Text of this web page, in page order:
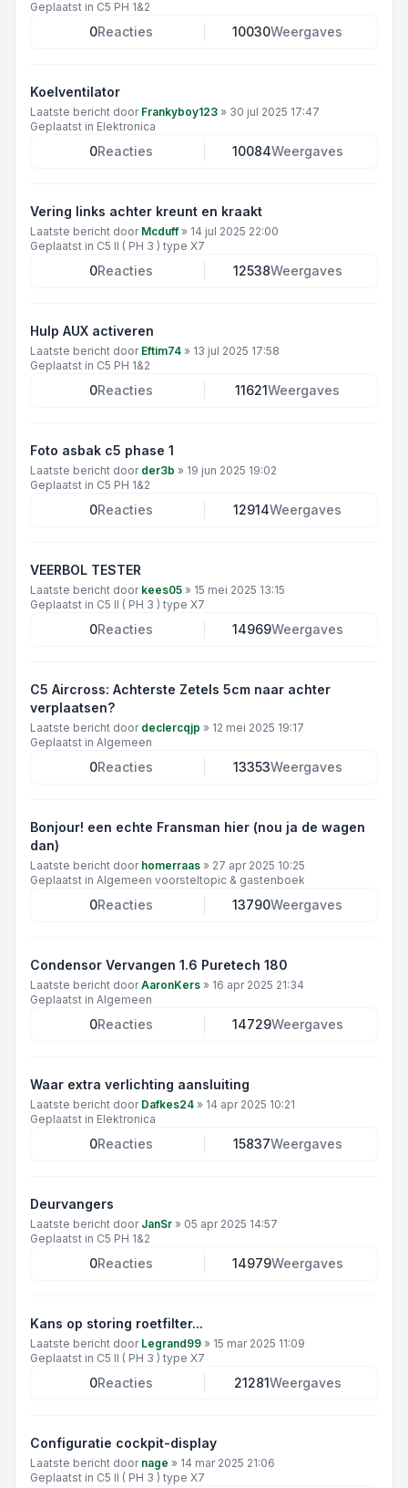
Geplaatst in C5 PH 1&2
0Reacties 10030Weergaves
Koelventilator
Laatste bericht door Frankyboy123 » 30 jul 2025 17:47
Geplaatst in Elektronica
0Reacties 10084Weergaves
Vering links achter kreunt en kraakt
Laatste bericht door Mcduff» 14 jul 2025 22:00
Geplaatst in C5 II ( PH 3 ) type X7
0Reacties 12538Weergaves
Hulp AUX activeren
Laatste bericht door Eftim74 » 13 jul 2025 17:58
Geplaatst in C5 PH 1&2
0Reacties 11621Weergaves
Foto asbak c5 phase 1
Laatste bericht door der3b » 19 jun 2025 19:02
Geplaatst in C5 PH 1&2
0Reacties 12914Weergaves
VEERBOL TESTER
Laatste bericht door kees05 » 15 mei 2025 13:15
Geplaatst in C5 II ( PH 3 ) type X7
0Reacties 14969Weergaves
C5 Aircross: Achterste Zetels 5cm naar achter
verplaatsen?
Laatste bericht door declercqjp » 12 mei 2025 19:17
Geplaatst in Algemeen
0Reacties 13353Weergaves
Bonjour! een echte Fransman hier (nou ja de wagen
dan)
Laatste bericht door homerraas » 27 apr 2025 10:25
Geplaatst in Algemeen voorsteltopic & gastenboek
0Reacties 13790Weergaves
Condensor Vervangen 1.6 Puretech 180
Laatste bericht doorAaronKers » 16 apr 2025 21:34
Geplaatst in Algemeen
0Reacties 14729Weergaves
Waar extra verlichting aansluiting
Laatste bericht door Dafkes24 » 14 apr 2025 10:21
Geplaatst in Elektronica
0Reacties 15837Weergaves
Deurvangers
Laatste bericht door JanSr » 05 apr 2025 14:57
Geplaatst in C5 PH 1&2
0Reacties 14979Weergaves
Kans op storing roetfilter...
Laatste bericht door Legrand99 » 15 mar 2025 11:09
Geplaatst in C5 II ( PH 3 ) type X7
0Reacties 21281Weergaves
Configuratie cockpit-display
Laatste bericht door nage » 14 mar 2025 21:06
Geplaatst in C5 II ( PH 3 ) type X7